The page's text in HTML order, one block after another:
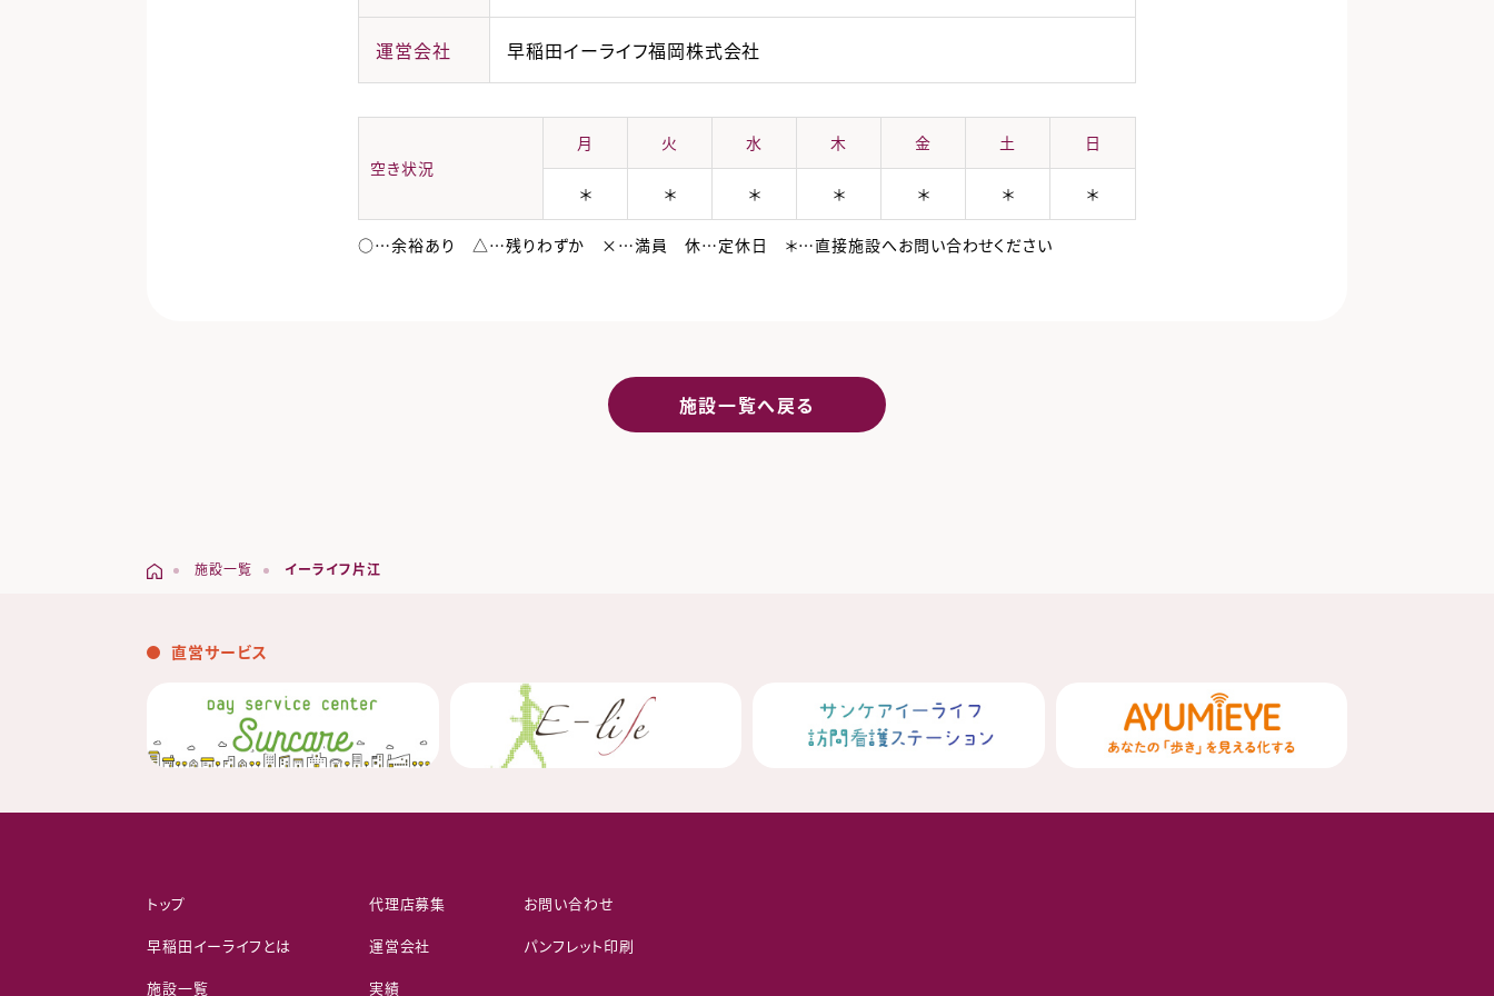
運営会社 早稲田イーライフ福岡株式会社
空き状況
月 火 水 木 金 土 日
＊ ＊ ＊ ＊ ＊ ＊ ＊
○…余裕あり △…残りわずか ×…満員 休…定休日 ＊…直接施設へお問い合わせください
施設一覧へ戻る
施設一覧 イーライフ片江
直営サービス
トップ
早稲田イーライフとは
施設一覧
代理店募集
運営会社
実績
お問い合わせ
パンフレット印刷